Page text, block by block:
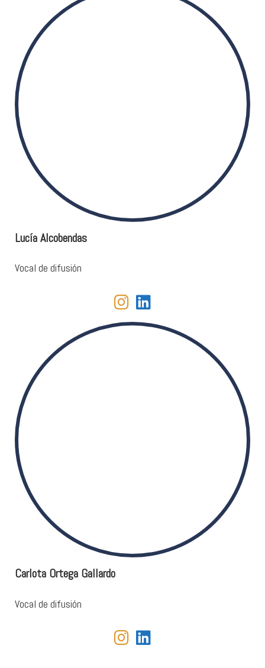
Lucía Alcobendas
Vocal de difusión
fab fa-instagram
Carlota Ortega Gallardo
Vocal de difusión
fab fa-instagram